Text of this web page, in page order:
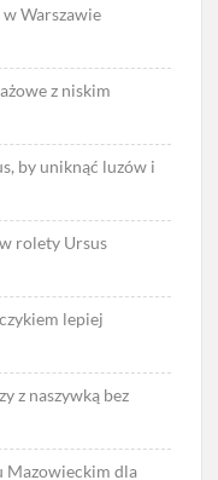
Warszawie
z niskim
by uniknąć luzów i
rolety Ursus
lepiej
z naszywką bez
Mazowieckim dla